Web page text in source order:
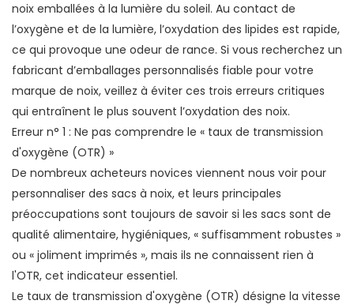
noix emballées à la lumière du soleil. Au contact de
l’oxygène et de la lumière, l’oxydation des lipides est rapide,
ce qui provoque une odeur de rance. Si vous recherchez un
fabricant d’emballages personnalisés fiable pour votre
marque de noix, veillez à éviter ces trois erreurs critiques
qui entraînent le plus souvent l’oxydation des noix.
Erreur n° 1 : Ne pas comprendre le « taux de transmission
d'oxygène (OTR) »
De nombreux acheteurs novices viennent nous voir pour
personnaliser des sacs à noix, et leurs principales
préoccupations sont toujours de savoir si les sacs sont de
qualité alimentaire, hygiéniques, « suffisamment robustes »
ou « joliment imprimés », mais ils ne connaissent rien à
l'OTR, cet indicateur essentiel.
Le taux de transmission d'oxygène (OTR) désigne la vitesse